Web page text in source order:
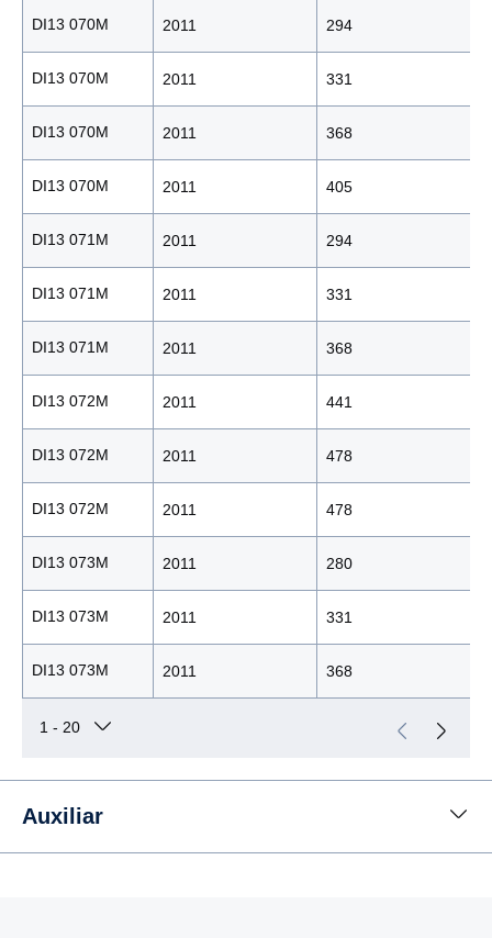
DI13 070M 2011 294
DI13 070M 2011 331
DI13 070M 2011 368
DI13 070M 2011 405
DI13 071M 2011 294
DI13 071M 2011 331
DI13 071M 2011 368
DI13 072M 2011 441
DI13 072M 2011 478
DI13 072M 2011 478
DI13 073M 2011 280
DI13 073M 2011 331
DI13 073M 2011 368
Auxiliar